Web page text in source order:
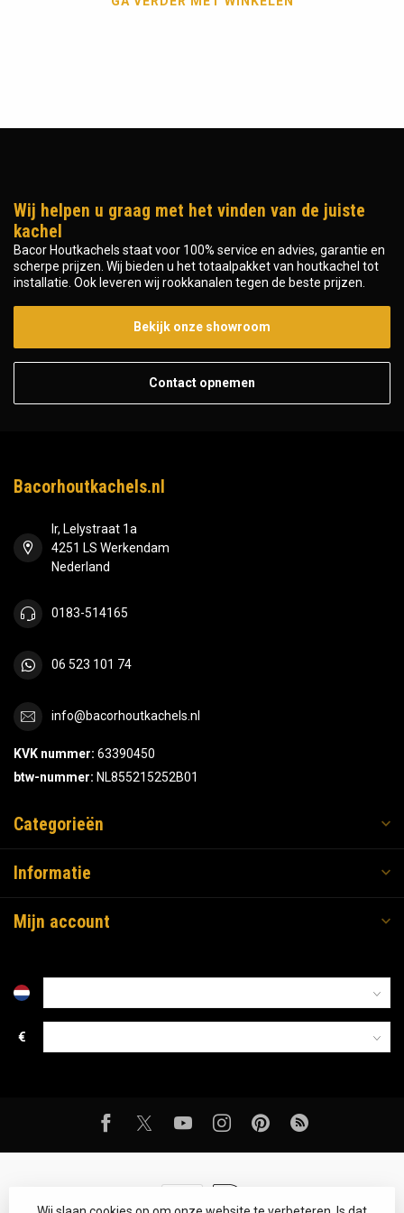
Wij helpen u graag met het vinden van de juiste
kachel
Bacor Houtkachels staat voor 100% service en advies, garantie en
scherpe prijzen. Wij bieden u het totaalpakket van houtkachel tot
installatie. Ook leveren wij rookkanalen tegen de beste prijzen.
Bekijk onze showroom
Contact opnemen
Bacorhoutkachels.nl
Ir, Lelystraat 1a
4251 LS Werkendam
Nederland
0183-514165
06 523 101 74
info@bacorhoutkachels.nl
KVK nummer: 63390450
btw-nummer: NL855215252B01
Categorieën
Informatie
Mijn account
€